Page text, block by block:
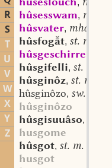
R
S
T
U
V
W
X
Y
Z
,
hûsesswam, mhd.
hûsvater, mhd. st. m.
hûsfogt, st. m.
hûsgeschirre
hûsgifelli, st. n.
hûsginôz, st. m.
hûsginôzo, sw. m.
hûsginôzo
hûsgisuuâso,
husgome
hûsgot, st. m.
husgot